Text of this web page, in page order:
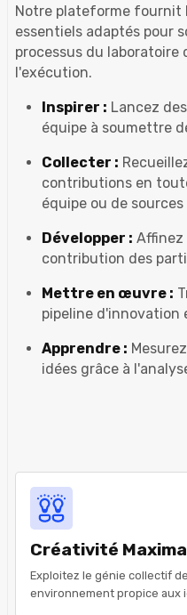
Notre plateforme
essentiels adaptés pour
processus du
l'exécution.
Inspirer : Lancez
équipe à soumettre
Collecter :
contributions en
équipe ou de
Développer : Affinez
contribution des
Mettre en œuvre :
pipeline d'innovation
Apprendre :
idées grâce à
Créativité
Exploitez le génie collectif
environnement propice aux